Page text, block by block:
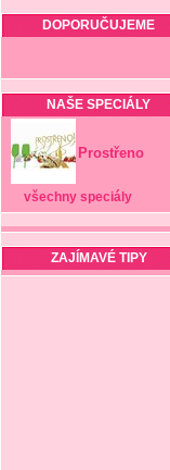
DOPORUČUJEME
NAŠE SPECIÁLY
Prostřeno
všechny speciály
ZAJÍMAVÉ TIPY